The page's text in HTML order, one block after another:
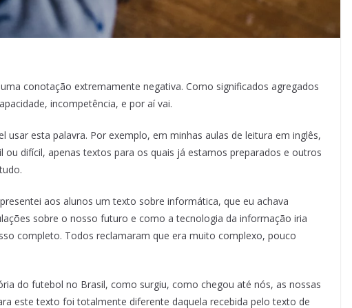
conotação extremamente negativa. Como significados agregados
incompetência, e por aí vai.
usar esta palavra. Por exemplo, em minhas aulas de leitura em inglês,
difícil, apenas textos para os quais já estamos preparados e outros
aos alunos um texto sobre informática, que eu achava
sobre o nosso futuro e como a tecnologia da informação iria
completo. Todos reclamaram que era muito complexo, pouco
do futebol no Brasil, como surgiu, como chegou até nós, as nossas
este texto foi totalmente diferente daquela recebida pelo texto de